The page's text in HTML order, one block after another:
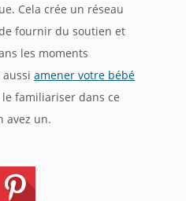
Cela crée un réseau
fournir du soutien et
les moments
amener votre bébé
familiariser dans ce
avez un.